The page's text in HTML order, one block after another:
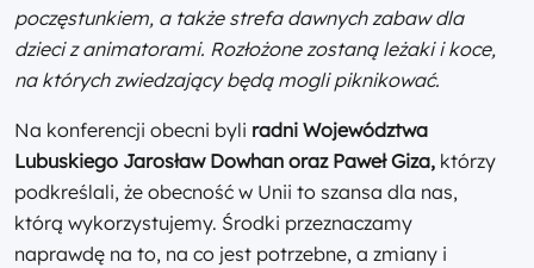
poczęstunkiem, a także strefa dawnych zabaw dla
dzieci z animatorami. Rozłożone zostaną leżaki i koce,
na których zwiedzający będą mogli piknikować.
Na konferencji obecni byli radni Województwa
Lubuskiego Jarosław Dowhan oraz Paweł Giza, którzy
podkreślali, że obecność w Unii to szansa dla nas,
którą wykorzystujemy. Środki przeznaczamy
naprawdę na to, na co jest potrzebne, a zmiany i